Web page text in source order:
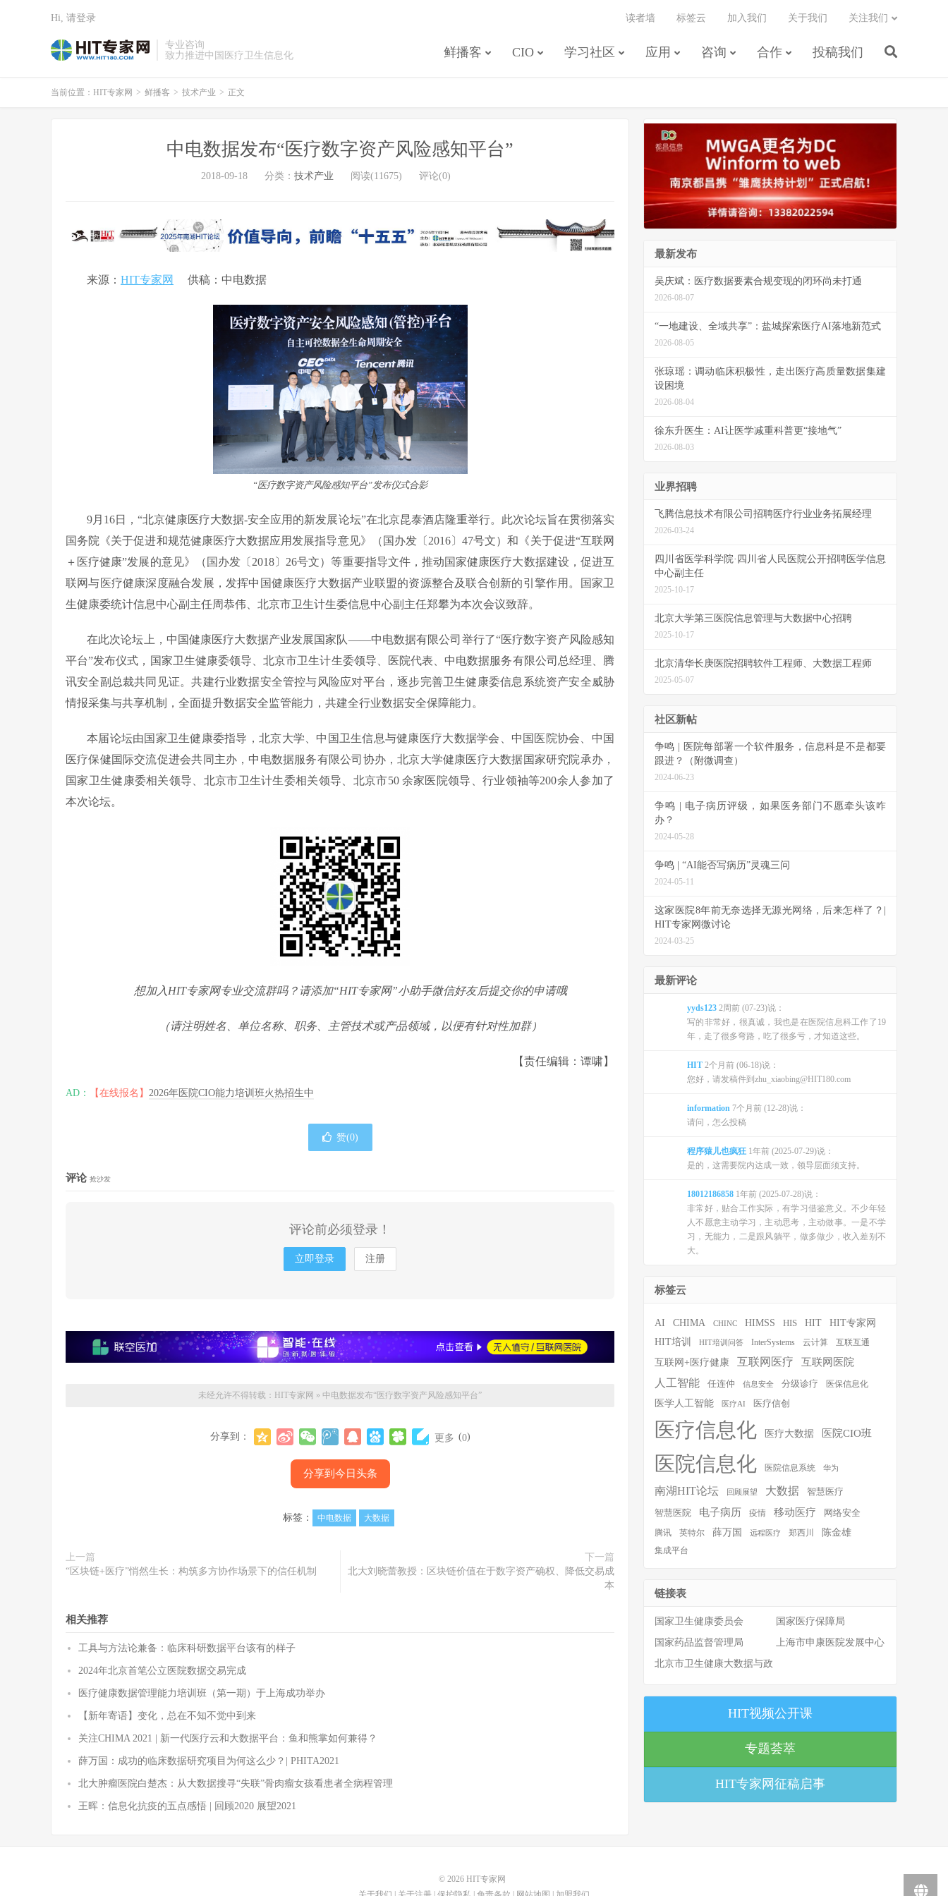
专业咨询
致力推进中国医疗卫生信息化
鲜播客 CIO 学习社区 应用 咨询 合作 投稿我们
读者墙 标签云 加入我们 关于我们 关注我们
Hi, 请登录
当前位置： HIT专家网 > 鲜播客 > 技术产业 > 正文
中电数据发布“医疗数字资产风险感知平台”
2018-09-18 分类： 技术产业 阅读(11675) 评论(0)
来源： HIT专家网 供稿：中电数据
“医疗数字资产风险感知平台”发布仪式合影
9月16日，“北京健康医疗大数据-安全应用的新发展论坛”在北京昆泰酒店隆重举行。此次论坛旨在贯彻落实
国务院《关于促进和规范健康医疗大数据应用发展指导意见》（国办发〔2016〕47号文）和《关于促进“互联网
＋医疗健康”发展的意见》（国办发〔2018〕26号文）等重要指导文件，推动国家健康医疗大数据建设，促进互
联网与医疗健康深度融合发展，发挥中国健康医疗大数据产业联盟的资源整合及联合创新的引擎作用。国家卫
生健康委统计信息中心副主任周恭伟、北京市卫生计生委信息中心副主任郑攀为本次会议致辞。
在此次论坛上，中国健康医疗大数据产业发展国家队——中电数据有限公司举行了“医疗数字资产风险感知
平台”发布仪式，国家卫生健康委领导、北京市卫生计生委领导、医院代表、中电数据服务有限公司总经理、腾
讯安全副总裁共同见证。共建行业数据安全管控与风险应对平台，逐步完善卫生健康委信息系统资产安全威胁
情报采集与共享机制，全面提升数据安全监管能力，共建全行业数据安全保障能力。
本届论坛由国家卫生健康委指导，北京大学、中国卫生信息与健康医疗大数据学会、中国医院协会、中国
医疗保健国际交流促进会共同主办，中电数据服务有限公司协办，北京大学健康医疗大数据国家研究院承办，
国家卫生健康委相关领导、北京市卫生计生委相关领导、北京市50 余家医院领导、行业领袖等200余人参加了
本次论坛。
想加入HIT专家网专业交流群吗？请添加“HIT专家网”小助手微信好友后提交你的申请哦
（请注明姓名、单位名称、职务、主管技术或产品领域，以便有针对性加群）
【责任编辑：谭啸】
AD： 【在线报名】 2026年医院CIO能力培训班火热招生中
赞(0)
评论 抢沙发
评论前必须登录！
立即登录 注册
未经允许不得转载： HIT专家网 » 中电数据发布“医疗数字资产风险感知平台”
分享到： 更多 (0)
分享到今日头条
标签： 中电数据 大数据
上一篇
“区块链+医疗”悄然生长：构筑多方协作场景下的信任机制
下一篇
北大刘晓蕾教授：区块链价值在于数字资产确权、降低交易成
本
相关推荐
工具与方法论兼备：临床科研数据平台该有的样子
2024年北京首笔公立医院数据交易完成
医疗健康数据管理能力培训班（第一期）于上海成功举办
【新年寄语】变化，总在不知不觉中到来
关注CHIMA 2021 | 新一代医疗云和大数据平台：鱼和熊掌如何兼得？
薛万国：成功的临床数据研究项目为何这么少？| PHITA2021
北大肿瘤医院白楚杰：从大数据搜寻“失联”骨肉瘤女孩看患者全病程管理
王晖：信息化抗疫的五点感悟 | 回顾2020 展望2021
最新发布
吴庆斌：医疗数据要素合规变现的闭环尚未打通
2026-08-07
“一地建设、全域共享”：盐城探索医疗AI落地新范式
2026-08-05
张琼瑶：调动临床积极性，走出医疗高质量数据集建
设困境
2026-08-04
徐东升医生：AI让医学减重科普更“接地气”
2026-08-03
业界招聘
飞腾信息技术有限公司招聘医疗行业业务拓展经理
2026-03-24
四川省医学科学院·四川省人民医院公开招聘医学信息
中心副主任
2025-10-17
北京大学第三医院信息管理与大数据中心招聘
2025-10-17
北京清华长庚医院招聘软件工程师、大数据工程师
2025-05-07
社区新帖
争鸣 | 医院每部署一个软件服务，信息科是不是都要
跟进？（附微调查）
2024-06-23
争鸣 | 电子病历评级，如果医务部门不愿牵头该咋
办？
2024-05-28
争鸣 | “AI能否写病历”灵魂三问
2024-05-11
这家医院8年前无奈选择无源光网络，后来怎样了？|
HIT专家网微讨论
2024-03-25
最新评论
yyds123 2周前 (07-23)说：
写的非常好，很真诚，我也是在医院信息科工作了19
年，走了很多弯路，吃了很多亏，才知道这些。
HIT 2个月前 (06-18)说：
您好，请发稿件到zhu_xiaobing@HIT180.com
information 7个月前 (12-28)说：
请问，怎么投稿
程序猿儿也疯狂 1年前 (2025-07-29)说：
是的，这需要院内达成一致，领导层面须支持。
18012186858 1年前 (2025-07-28)说：
非常好，贴合工作实际，有学习借鉴意义。不少年轻
人不愿意主动学习，主动思考，主动做事。一是不学
习，无能力，二是跟风躺平，做多做少，收入差别不
大。
标签云
AI CHIMA CHINC HIMSS HIS HIT HIT专家网
HIT培训 HIT培训问答 InterSystems 云计算 互联互通
互联网+医疗健康 互联网医疗 互联网医院
人工智能 任连仲 信息安全 分级诊疗 医保信息化
医学人工智能 医疗AI 医疗信创
医疗信息化 医疗大数据 医院CIO班
医院信息化 医院信息系统 华为
南湖HIT论坛 回顾展望 大数据 智慧医疗
智慧医院 电子病历 疫情 移动医疗
网络安全
腾讯
英特尔 薛万国 远程医疗 郑西川 陈金雄
集成平台
链接表
国家卫生健康委员会
国家医疗保障局
国家药品监督管理局
上海市申康医院发展中心
北京市卫生健康大数据与政
HIT视频公开课
专题荟萃
HIT专家网征稿启事
© 2026 HIT专家网